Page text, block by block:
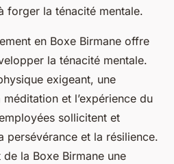
forger la ténacité mentale.
en Boxe Birmane offre
la ténacité mentale.
exigeant, une
et l’expérience du
sollicitent et
persévérance et la résilience.
la Boxe Birmane une